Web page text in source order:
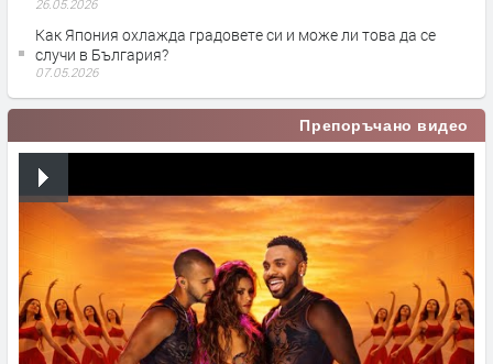
26.05.2026
Как Япония охлажда градовете си и може ли това да се
случи в България?
07.05.2026
Препоръчано видео